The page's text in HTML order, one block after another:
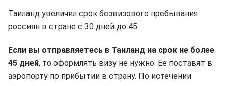
Таиланд увеличил срок безвизового пребывания
россиян в стране с 30 дней до 45.
Если вы отправляетесь в Таиланд на срок не более
45 дней, то оформлять визу не нужно. Ее поставят в
аэропорту по прибытии в страну. По истечении